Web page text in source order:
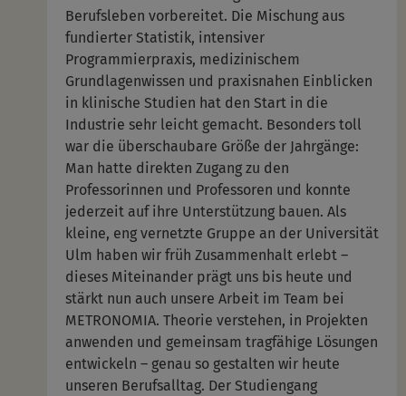
Berufsleben vorbereitet. Die Mischung aus
fundierter Statistik, intensiver
Programmierpraxis, medizinischem
Grundlagenwissen und praxisnahen Einblicken
in klinische Studien hat den Start in die
Industrie sehr leicht gemacht. Besonders toll
war die überschaubare Größe der Jahrgänge:
Man hatte direkten Zugang zu den
Professorinnen und Professoren und konnte
jederzeit auf ihre Unterstützung bauen. Als
kleine, eng vernetzte Gruppe an der Universität
Ulm haben wir früh Zusammenhalt erlebt –
dieses Miteinander prägt uns bis heute und
stärkt nun auch unsere Arbeit im Team bei
METRONOMIA. Theorie verstehen, in Projekten
anwenden und gemeinsam tragfähige Lösungen
entwickeln – genau so gestalten wir heute
unseren Berufsalltag. Der Studiengang